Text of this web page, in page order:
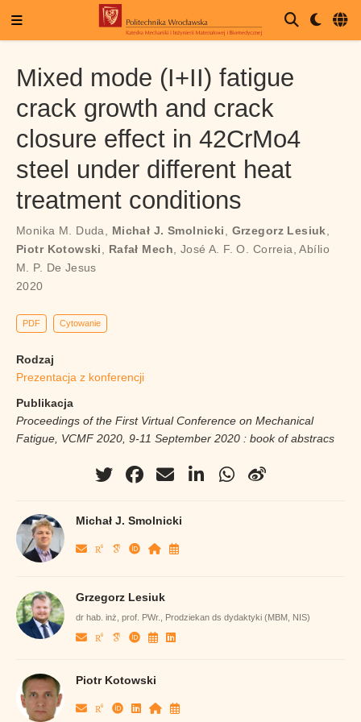
Mixed mode (I+II) fatigue
crack growth and crack
closure effect in 42CrMo4
steel under different heat
treatment conditions
Monika M. Duda Michał J. Smolnicki Grzegorz Lesiuk
Piotr Kotowski
Rafał Mech José A. F. O. Correia ,Abílio
M. P. De Jesus
2020
PDF Cytowanie
Rodzaj
Prezentacja z konferencji
Publikacja
Proceedings of the First Virtual Conference on Mechanical
Fatigue, VCMF 2020, 9-11 September 2020 : book of abstracs
Michał J. Smolnicki
Grzegorz Lesiuk
dr hab. inż, prof. PWr., Prodziekan ds dydaktyki (MBM, NIS)
Piotr Kotowski